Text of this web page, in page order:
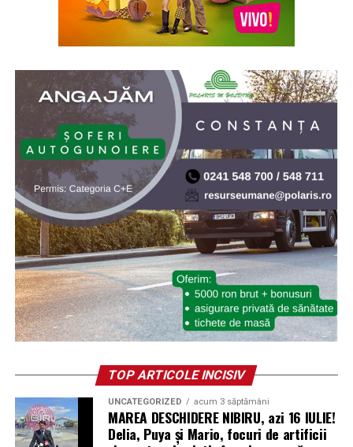
902/2005, s-a aprobat înfiinţarea Institutului Naţional
pentru Studierea Holocaustului din România „Elie
Wiesel”. Elie (Eliezer) Wiesel (1928-2016) a fost evreu-
Holocaustului, scriitor, profesor, filozof, ziarist, eseist și
un activist în drepturile omului. Inaugurarea a avut loc
la 10.X.2005, cu ocazia celei de-a doua comemorări a
„Zilei Holocaustului din România”
* Cu 19 ani în urmă (2007) NASA a lansat sonda Phoenix
Mars Lander, care ulterior a găsit dovezi ale existenței
apei pe planeta Marte. Phoenix Mars Lander, pe scurt
Phoenix, este o navă-robot dedicată continuării misiunii
explorării spațiului, având ca țintă continuarea
explorării planetei Marte a sistemului nostru solar.
Misiunea Phoenix a fost lansată cu succes pe 4 august
2007 și a amartizat în ziua de 25 mai 2008. Programul ar
fi trebuit să dureze 90 de zile marțiene (aproximativ 92
de zile pământene), dar robotul a depășit așteptările
funcționând timp de cinci luni și reușind să transmită
date până în ziua de 2 noiembrie 2008. Proiectul a fost
declarat oficial încheiat pe 10 noiembrie 2008, întrucât
scăderea duratei de expunere la soare și creșterea
frecvenței furtunilor de praf în locul în care se află
TOP ARTICOLE INCISIV
UNCATEGORIZED acum 3 săptămâni
MAREA DESCHIDERE NIBIRU, azi 16 IULIE!
Delia, Puya și Mario, focuri de artificii